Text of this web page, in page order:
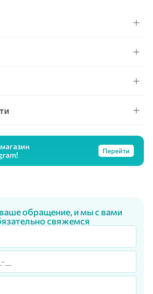
Перейти
обращение, и мы с вами
свяжемся